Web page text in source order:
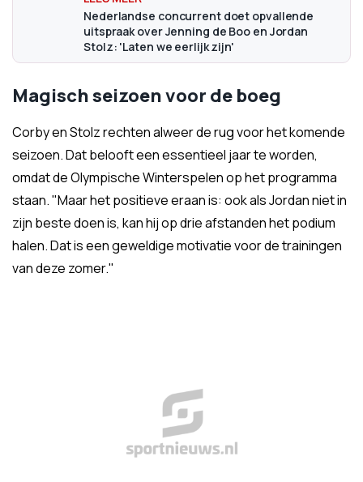
Nederlandse concurrent doet opvallende
uitspraak over Jenning de Boo en Jordan
Stolz: 'Laten we eerlijk zijn'
Magisch seizoen voor de boeg
Corby en Stolz rechten alweer de rug voor het komende
seizoen. Dat belooft een essentieel jaar te worden,
omdat de Olympische Winterspelen op het programma
staan. "Maar het positieve eraan is: ook als Jordan niet in
zijn beste doen is, kan hij op drie afstanden het podium
halen. Dat is een geweldige motivatie voor de trainingen
van deze zomer."